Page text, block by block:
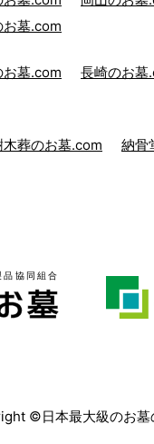
お墓.com
お墓.com 長崎のお墓
木葬のお墓.com 納骨
©日本最大級のお